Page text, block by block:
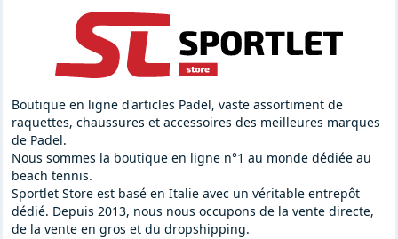
la création d'outils et d'accessoires de padel, allant de prix très
des solutions compétitivespour permettre même aux
débutants d'aborder ce sport.
Vous pouvez choisirdes raquettes de padel Nox
de padel Adidasou privilégier uneraquette de padel Babolat
Les raquettes Headet laraquette Wilsonsont également une
alternative valable pour satisfaire vos besoins en tant que
joueur, tout comme laraquette Pum a padel. Sportlet propose
une infinité de produits qui s'adaptent à tous les styles et
niveaux de jeu,de la raquette de padel débutantàla raquette
de padel intermédiaire. Il existe plusieursoffres de raquettes
de padelpour s'amuser sur les terrains de jeux.
Boutique en ligne d'articles Padel, vaste assortiment de
raquettes, chaussures et accessoires des meilleures marques
de Padel.
Nous sommes la boutique en ligne n°1 au monde dédiée au
beach tennis.
Sportlet Store est basé en Italie avec un véritable entrepôt
dédié. Depuis 2013, nous nous occupons de la vente directe,
de la vente en gros et du dropshipping.